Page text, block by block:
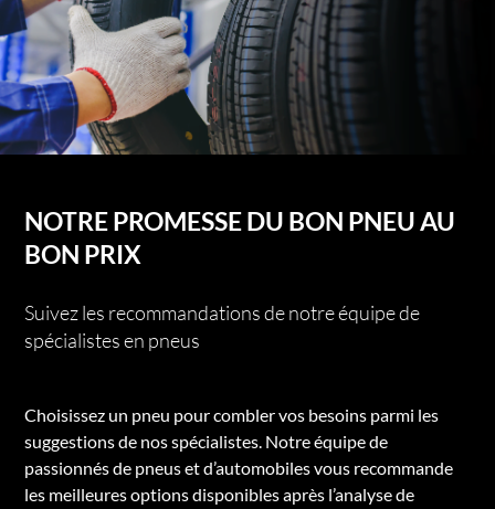
NOTRE PROMESSE DU BON PNEU AU
BON PRIX
Suivez les recommandations de notre équipe de
spécialistes en pneus
Choisissez un pneu pour combler vos besoins parmi les
suggestions de nos spécialistes. Notre équipe de
passionnés de pneus et d’automobiles vous recommande
les meilleures options disponibles après l’analyse de